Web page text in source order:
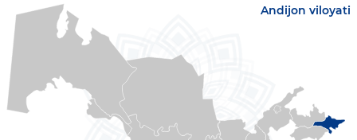
Andijon viloyati